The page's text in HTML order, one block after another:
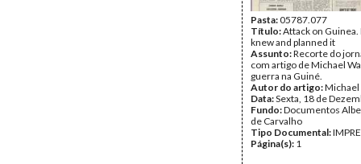
Pasta:05787.077
Título:Attack on Guinea.
knew and planned it
Assunto:Recorte do
com artigo de Michael
guerra na Guiné.
Autor do artigo:Michael
Data:Sexta, 18 de
Fundo:Documentos
de Carvalho
Tipo Documental:
Página(s): 1